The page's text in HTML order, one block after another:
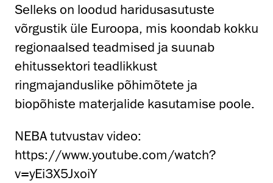
Selleks on loodud haridusasutuste
võrgustik üle Euroopa, mis koondab kokku
regionaalsed teadmised ja suunab
ehitussektori teadlikkust
ringmajanduslike põhimõtete ja
biopõhiste materjalide kasutamise poole.
NEBA tutvustav video:
https://www.youtube.com/watch?
v=yEi3X5JxoiY